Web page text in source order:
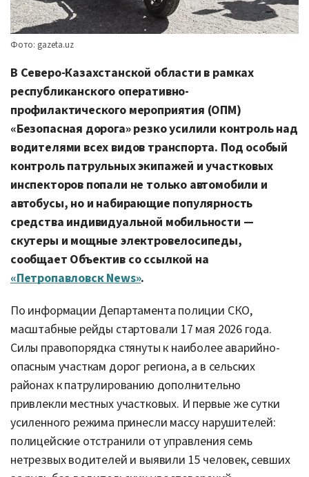
Фото: gazeta.uz
В Северо-Казахстанской области в рамках
республиканского оперативно-
профилактического мероприятия (ОПМ)
«Безопасная дорога» резко усилили контроль над
водителями всех видов транспорта. Под особый
контроль патрульных экипажей и участковых
инспекторов попали не только автомобили и
автобусы, но и набирающие популярность
средства индивидуальной мобильности —
скутеры и мощные электровелосипеды,
сообщает Объектив со ссылкой на
«Петропавловск News».
По информации Департамента полиции СКО,
масштабные рейды стартовали 17 мая 2026 года.
Силы правопорядка стянуты к наиболее аварийно-
опасным участкам дорог региона, а в сельских
районах к патрулированию дополнительно
привлекли местных участковых. И первые же сутки
усиленного режима принесли массу нарушителей:
полицейские отстранили от управления семь
нетрезвых водителей и выявили 15 человек, севших